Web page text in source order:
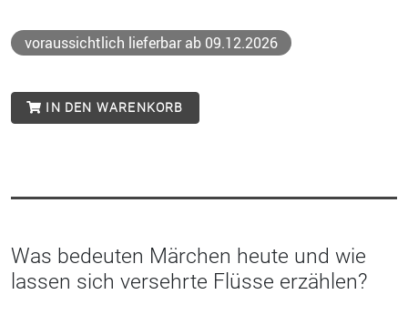
voraussichtlich lieferbar ab 09.12.2026
IN DEN WARENKORB
Was bedeuten Märchen heute und wie
lassen sich versehrte Flüsse erzählen?